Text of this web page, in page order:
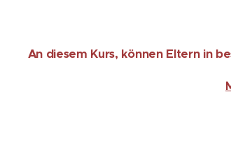
An diesem Kurs, können Eltern in